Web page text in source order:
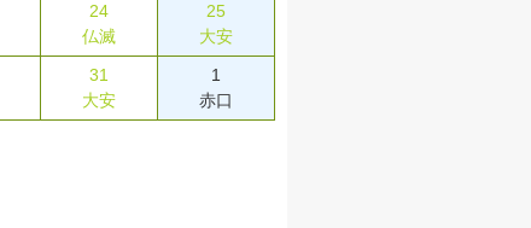
24
仏滅
25
大安
31
大安
1
赤口